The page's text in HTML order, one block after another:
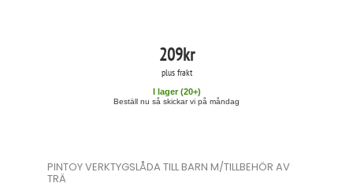
209kr
plus frakt
I lager (20+)
Beställ nu så skickar vi på måndag
PINTOY VERKTYGSLÅDA TILL BARN M/TILLBEHÖR AV
TRÄ